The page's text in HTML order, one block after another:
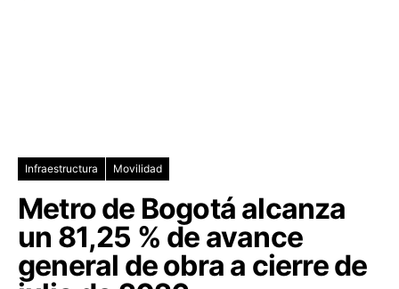
Infraestructura Movilidad
Metro de Bogotá alcanza
un 81,25 % de avance
general de obra a cierre de